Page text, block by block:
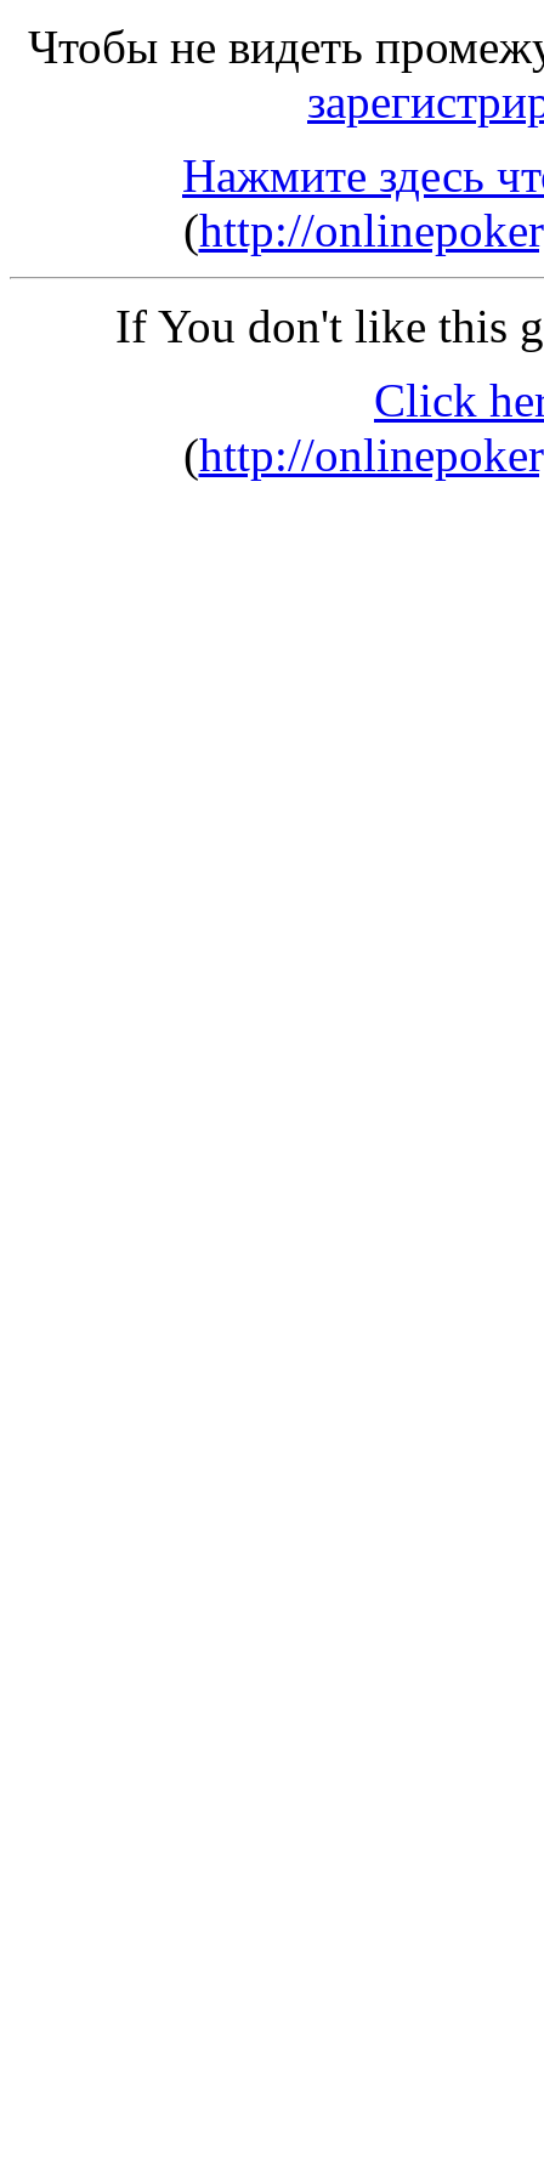
Чтобы не видеть
Нажмите здесь
(http://
If You don't like this
Click
(http://